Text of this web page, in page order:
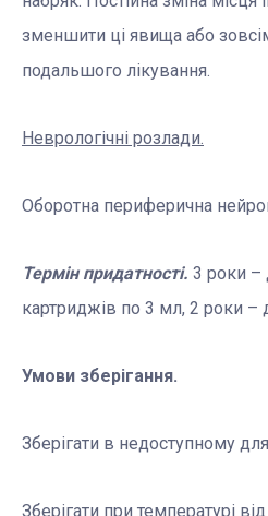
зменшити ці явища або
подальшого лікування.
Неврологічні розлади.
Оборотна периферична
Термін придатності. 3 роки –
картриджів по 3 мл, 2 роки –
Умови зберігання.
Зберігати в недоступному для
Зберігати при температурі